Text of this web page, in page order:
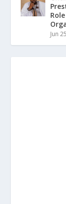
Jun